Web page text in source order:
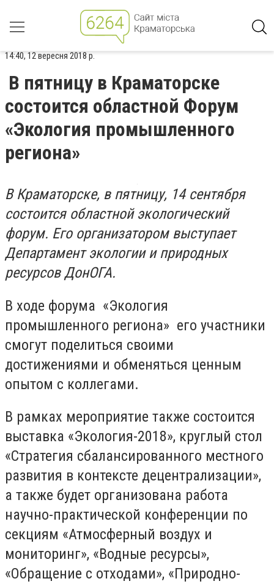
14:40, 12 вересня 2018 р.
В пятницу в Краматорске
состоится областной Форум
«Экология промышленного
региона»
В Краматорске, в пятницу, 14 сентября
состоится областной экологический
форум. Его организатором выступает
Департамент экологии и природных
ресурсов ДонОГА.
В ходе форума «Экология
промышленного региона» его участники
смогут поделиться своими
достижениями и обменяться ценным
опытом с коллегами.
В рамках мероприятие также состоится
выставка «Экология-2018», круглый стол
«Стратегия сбалансированного местного
развития в контексте децентрализации»,
а также будет организована работа
научно-практической конференции по
секциям «Атмосферный воздух и
мониторинг», «Водные ресурсы»,
«Обращение с отходами», «Природно-